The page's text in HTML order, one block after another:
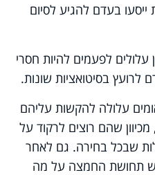
ייסעו בעדם להגיע לסיום
לפעמים להיות חסרי
לרועץ בסיטואציות שונות.
עלולה להקשות עליהם
שהם רוצים לרקוד על
שבכל בחירה. גם לאחר
תחושת החמצה על מה